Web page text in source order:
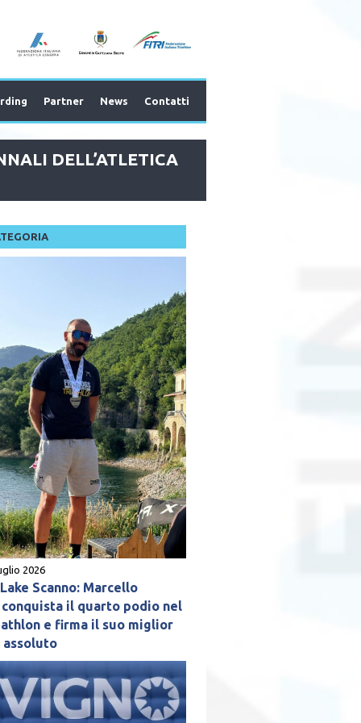
Partner News Contatti
DELL’ATLETICA
2026
Scanno: Marcello
conquista il quarto podio nel
e firma il suo miglior